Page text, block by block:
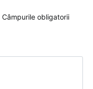
Câmpurile obligatorii